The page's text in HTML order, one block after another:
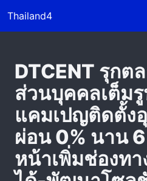
Thailand4
DTCENT รุกต
ส่วนบุคคลเต็ม
แคมเปญติดตั้ง
ผ่อน 0% นาน
หน้าเพิ่มช่องทา